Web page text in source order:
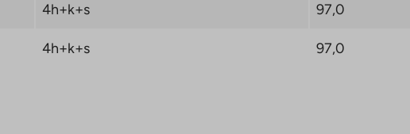
4h+k+s 97,0
4h+k+s 97,0